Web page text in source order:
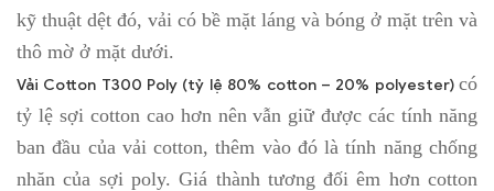
kỹ thuật dệt đó, vải có bề mặt láng và bóng ở mặt trên và
thô mờ ở mặt dưới.
Vải Cotton T300 Poly (tỷ lệ 80% cotton – 20% polyester) có
tỷ lệ sợi cotton cao hơn nên vẫn giữ được các tính năng
ban đầu của vải cotton, thêm vào đó là tính năng chống
nhăn của sợi poly. Giá thành tương đối êm hơn cotton